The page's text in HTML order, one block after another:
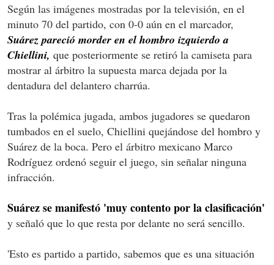
Según las imágenes mostradas por la televisión, en el
minuto 70 del partido, con 0-0 aún en el marcador,
Suárez pareció morder en el hombro izquierdo a
Chiellini, que posteriormente se retiró la camiseta para
mostrar al árbitro la supuesta marca dejada por la
dentadura del delantero charrúa.
Tras la polémica jugada, ambos jugadores se quedaron
tumbados en el suelo, Chiellini quejándose del hombro y
Suárez de la boca. Pero el árbitro mexicano Marco
Rodríguez ordenó seguir el juego, sin señalar ninguna
infracción.
Suárez se manifestó 'muy contento por la clasificación'
y señaló que lo que resta por delante no será sencillo.
'Esto es partido a partido, sabemos que es una situación